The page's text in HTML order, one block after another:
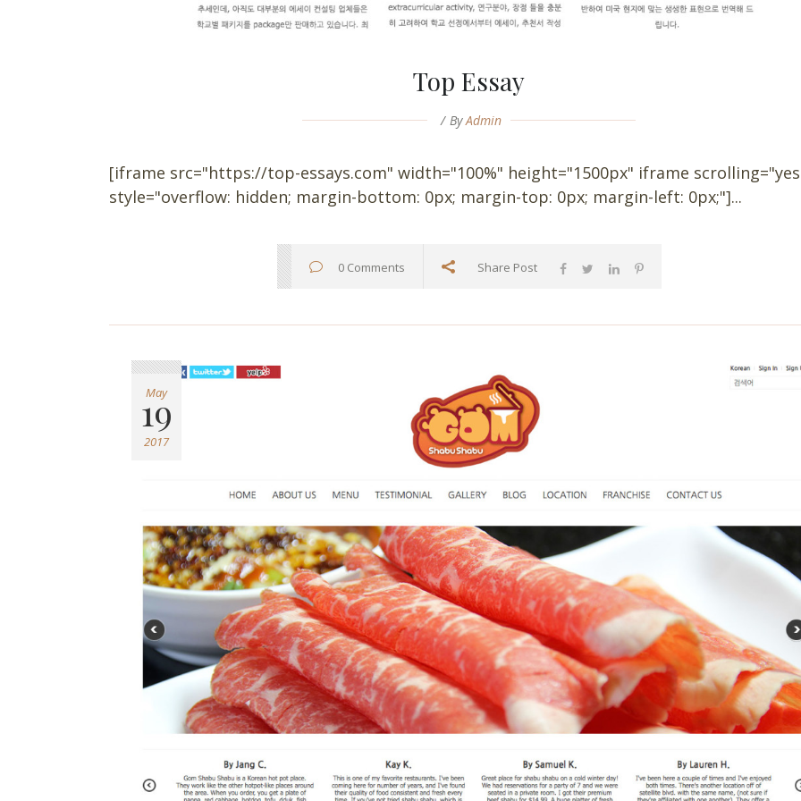
Top Essay
ByAdmin
[iframe src="https://top-essays.com" width="100%" height="1500px" iframe
style="overflow: hidden; margin-bottom: 0px; margin-top: 0px; margin-left: 0px;"]...
0 Comments Share Post
May
19
2017